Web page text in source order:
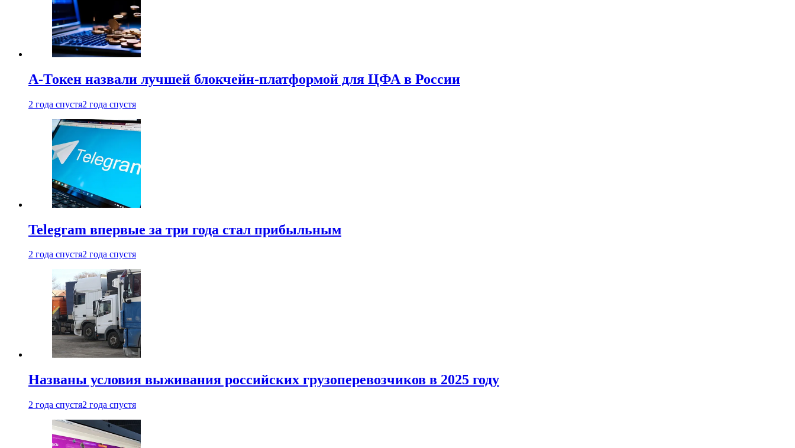
А-Токен назвали лучшей блокчейн-платформой для ЦФА в России
2 года спустя2 года спустя
Telegram впервые за три года стал прибыльным
2 года спустя2 года спустя
Названы условия выживания российских грузоперевозчиков в 2025 году
2 года спустя2 года спустя